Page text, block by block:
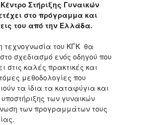
Στήριξης Γυναικών
στο πρόγραμμα και
του από την Ελλάδα.
τεχνογνωσία του ΚΓΚ θα
σχεδιασμό ενός οδηγού που
στις καλές πρακτικές και
μεθοδολογίες που
τα ίδια τα καταφύγια και
των γυναικών
των προγραμμάτων τους